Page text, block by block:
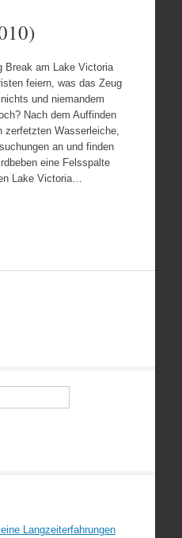
Break am Lake Victoria
feiern, was das Zeug
und niemandem
Nach dem Auffinden
zerfetzten Wasserleiche,
an und finden
eine Felsspalte
Lake Victoria…
Langzeiterfahrungen